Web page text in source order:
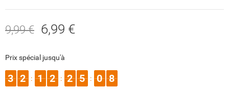
9,99 € 6,99 €
Prix spécial jusqu'à
3 2 : 1 2 : 2 5 : 0 8